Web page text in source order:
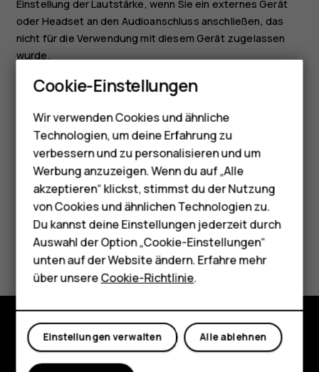
Smartphones
Feature Phones
Telefone für Senioren
Zubehör
HMD Terra M
Für Unternehmen
Tablets
Shop
Mein Konto
Einstellung der Lautstärke, wenn Sie ein externes Gerät
oder Headset an den Audioanschluss anschließen, das
nicht für die Verwendung mit diesem Gerät zugelassen
wurde.
Stummschalten des Tablets
Um das Tablet stummzuschalten, drücken Sie zweimal auf
die Taste zur Verringerung der Lautstärke, und tippen Sie
.
Did you find this helpful?
Ja Nein
Shop
Cookie-Einstellungen
Wir verwenden Cookies und ähnliche
Technologien, um deine Erfahrung zu
verbessern und zu personalisieren und um
Werbung anzuzeigen. Wenn du auf „Alle
akzeptieren“ klickst, stimmst du der Nutzung
von Cookies und ähnlichen Technologien zu.
Du kannst deine Einstellungen jederzeit durch
Auswahl der Option „Cookie-Einstellungen“
unten auf der Website ändern. Erfahre mehr
über unsereCookie-Richtlinie.
Alle ablehnen
Einstellungen verwalten